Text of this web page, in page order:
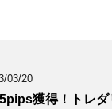
03/20
獲得！トレ